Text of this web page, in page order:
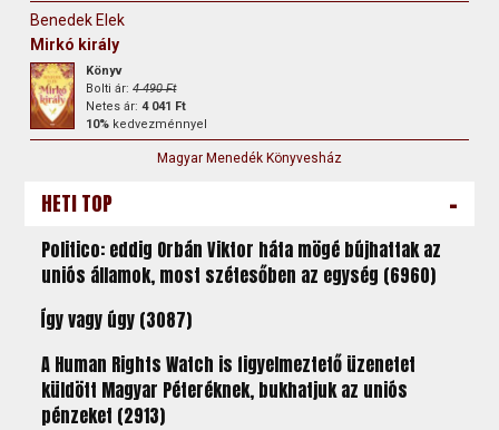
Benedek Elek
Mirkó király
Könyv
Bolti ár:4 490 Ft
Netes ár:4 041 Ft
10% kedvezménnyel
Magyar Menedék Könyvesház
HETI TOP -
Politico: eddig Orbán Viktor háta mögé bújhattak az
uniós államok, most szétesőben az egység (6960)
Így vagy úgy (3087)
A Human Rights Watch is figyelmeztető üzenetet
küldött Magyar Péteréknek, bukhatjuk az uniós
pénzeket (2913)